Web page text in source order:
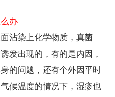
办
染上化学物质，真菌
发出现的，有的是内因，
的问题，还有个外因平时
候温度的情况下，湿疹也